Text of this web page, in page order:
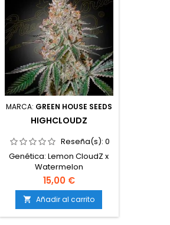
MARCA: GREEN HOUSE SEEDS
HIGHCLOUDZ
Reseña(s): 0
Genética: Lemon CloudZ x
Watermelon
ZkittlezTipo: 60% índica /
40% sativaContenido de
THC: 22-26%Tiempo de
floración: 8-9 semanas en
interiorProducción en
15,00 €
 Añadir al carrito